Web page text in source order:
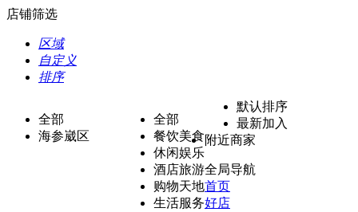
店铺筛选
区域
自定义
排序
全部
海参崴区
全部
餐饮美食
休闲娱乐
酒店旅游
购物天地
生活服务
默认排序
最新加入
附近商家
全局导航
首页
好店